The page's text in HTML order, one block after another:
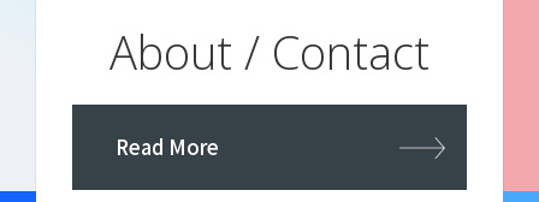
About / Contact
Read More